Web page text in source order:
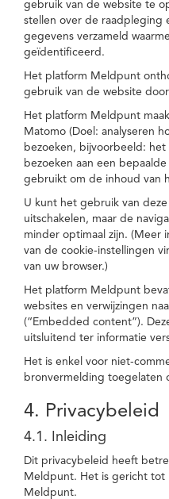
gebruik van de website te
stellen over de raadpleging
gegevens verzameld
geïdentificeerd.
Het platform Meldpunt
gebruik van de website
Het platform Meldpunt
Matomo (Doel: analyseren
bezoeken, bijvoorbeeld:
bezoeken aan een
gebruikt om de inhoud van
U kunt het gebruik van
uitschakelen, maar de
minder optimaal zijn. (Meer
van de cookie-instellingen
van uw browser.)
Het platform Meldpunt
websites en verwijzingen
(“Embedded content”).
uitsluitend ter informatie
Het is enkel voor niet-
bronvermelding toegelaten
4. Privacybeleid
4.1. Inleiding
Dit privacybeleid heeft
Meldpunt. Het is gericht tot
Meldpunt.